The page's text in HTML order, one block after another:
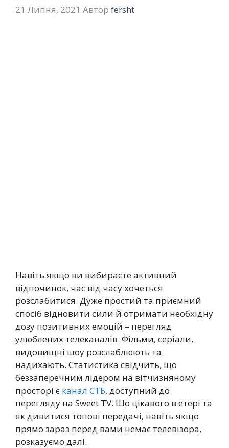
21 Липня, 2021 Автор fersht
Навіть якщо ви вибираєте активний
відпочинок, час від часу хочеться
розслабитися. Дуже простий та приємний
спосіб відновити сили й отримати необхідну
дозу позитивних емоцій – перегляд
улюблених телеканалів. Фільми, серіали,
видовищні шоу розслаблюють та
надихають. Статистика свідчить, що
беззаперечним лідером на вітчизняному
просторі є канал СТБ, доступний до
перегляду на Sweet TV. Що цікавого в етері та
як дивитися топові передачі, навіть якщо
прямо зараз перед вами немає телевізора,
розказуємо далі.